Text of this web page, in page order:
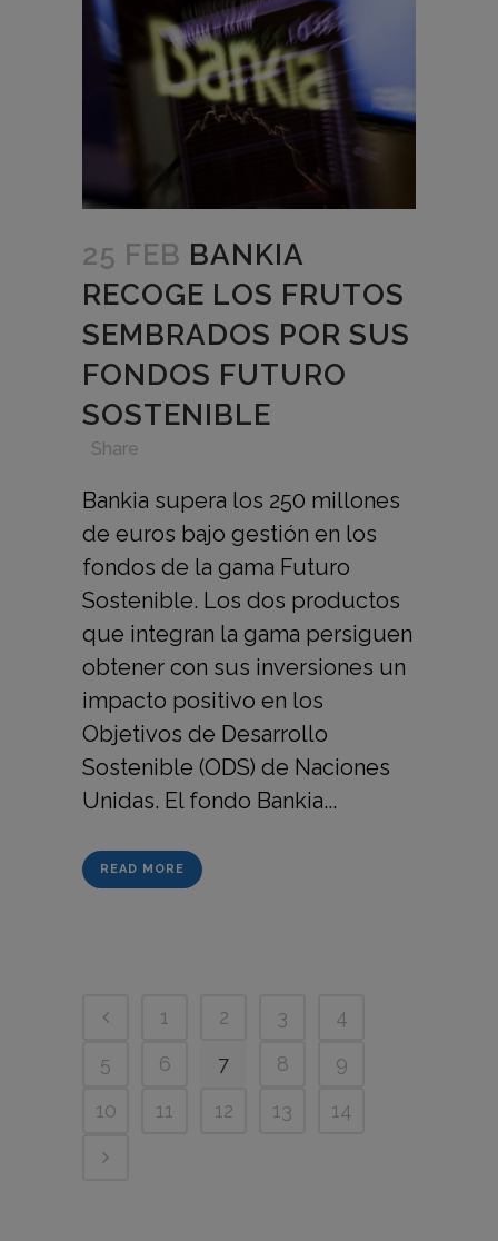
25 FEB BANKIA
RECOGE LOS FRUTOS
SEMBRADOS POR SUS
FONDOS FUTURO
SOSTENIBLE
Share
Bankia supera los 250 millones
de euros bajo gestión en los
fondos de la gama Futuro
Sostenible. Los dos productos
que integran la gama persiguen
obtener con sus inversiones un
impacto positivo en los
Objetivos de Desarrollo
Sostenible (ODS) de Naciones
Unidas. El fondo Bankia...
READ MORE
1 2 3
4
5
6 7 8
9
10
11 12 13 14